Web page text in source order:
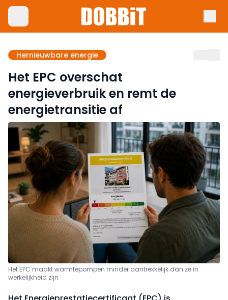
Hernieuwbare energie
Het EPC overschat
energieverbruik en remt de
energietransitie af
Het EPC maakt warmtepompen minder aantrekkelijk dan ze in
werkelijkheid zijn